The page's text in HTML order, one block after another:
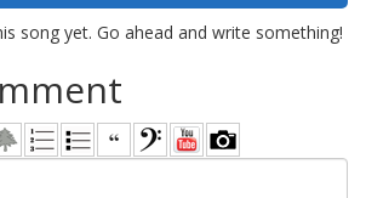
song yet. Go ahead and write something!